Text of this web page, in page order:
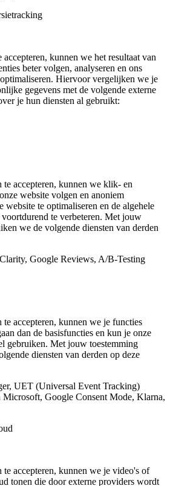
accepteren, kunnen we het resultaat van
beter volgen, analyseren en ons
Hiervoor vergelijken we je
gegevens met de volgende externe
je hun diensten al gebruikt:
te accepteren, kunnen we klik- en
website volgen en anoniem
website te optimaliseren en de algehele
te verbeteren. Met jouw
we de volgende diensten van derden
Google Reviews, A/B-Testing
te accepteren, kunnen we je functies
dan de basisfuncties en kun je onze
gebruiken. Met jouw toestemming
diensten van derden op deze
UET (Universal Event Tracking)
Microsoft, Google Consent Mode, Klarna,
te accepteren, kunnen we je video's of
tonen die door externe providers wordt